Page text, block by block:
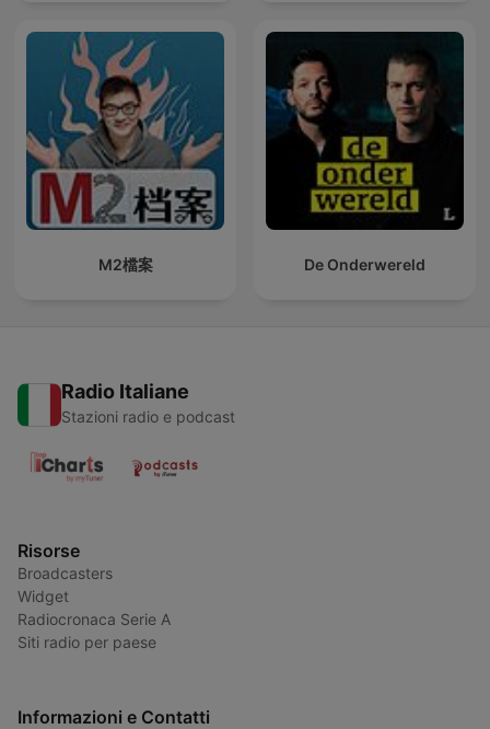
M2檔案 De Onderwereld
Radio Italiane
Stazioni radio e podcast
Risorse
Broadcasters
Widget
Radiocronaca Serie A
Siti radio per paese
Informazioni e Contatti